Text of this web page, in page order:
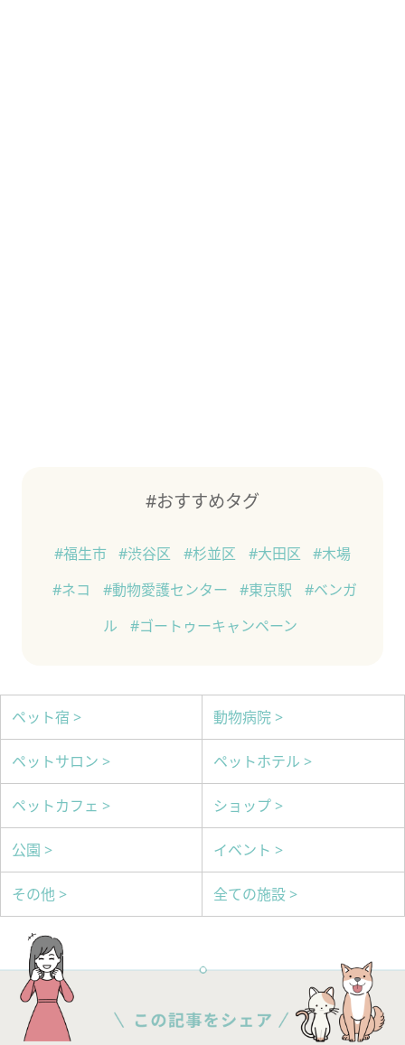
#おすすめタグ
#福生市 #渋谷区 #杉並区 #大田区
#木場
#ネコ
#動物愛護センター #東京駅
#ベンガ
ル
#ゴートゥーキャンペーン
ペット宿 > 動物病院 >
ペットサロン > ペットホテル >
ペットカフェ > ショップ >
公園 > イベント >
その他 > 全ての施設 >